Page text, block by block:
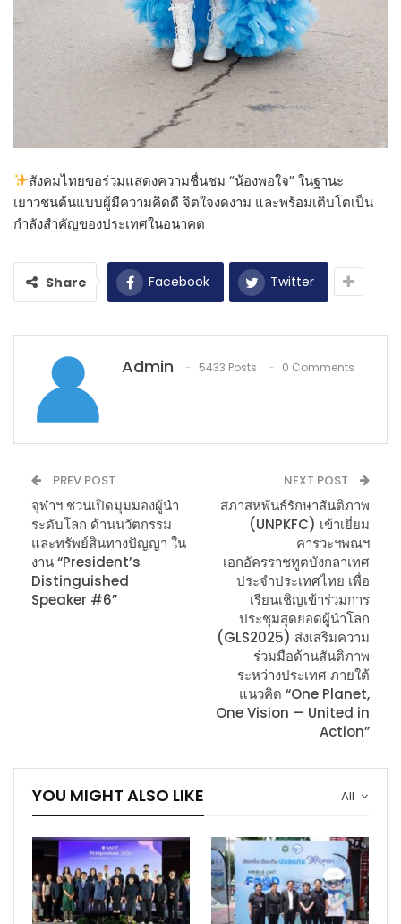
สังคมไทยขอร่วมแสดงความชื่นชม “น้องพอใจ” ในฐานะ
เยาวชนต้นแบบผู้มีความคิดดี จิตใจงดงาม และพร้อมเติบโตเป็น
กำลังสำคัญของประเทศในอนาคต
Share Facebook Twitter
Admin 5433 Posts 0 Comments
PREV POST
จุฬาฯ ชวนเปิดมุมมองผู้นำ
ระดับโลก ด้านนวัตกรรม
และทรัพย์สินทางปัญญา ใน
งาน “President’s
Distinguished
Speaker #6”
NEXT POST
สภาสหพันธ์รักษาสันติภาพ
(UNPKFC) เข้าเยี่ยม
คารวะฯพณฯ
เอกอัครราชทูตบังกลาเทศ
ประจำประเทศไทย เพื่อ
เรียนเชิญเข้าร่วมการ
ประชุมสุดยอดผู้นำโลก
(GLS2025) ส่งเสริมความ
ร่วมมือด้านสันติภาพ
ระหว่างประเทศ ภายใต้
แนวคิด “One Planet,
One Vision — United in
Action”
All
YOU MIGHT ALSO LIKE